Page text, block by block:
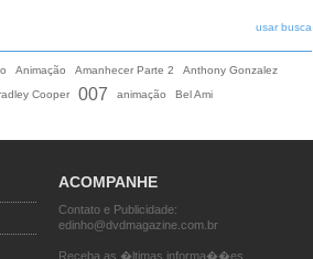
usar busca
Animação Amanhecer Parte 2
Anthony Gonzalez
Cooper 007 animação Bel Ami
ACOMPANHE
Contato e Publicidade:
edinho@dvdmagazine.com.br
Receba as �ltimas informa��es.